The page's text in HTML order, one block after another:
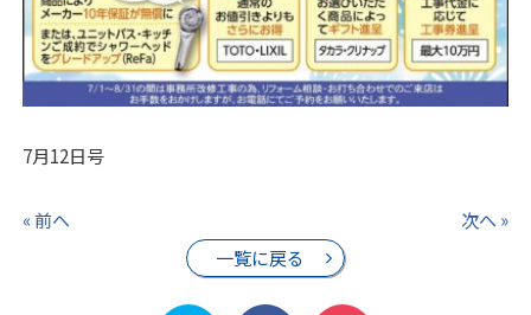
7月12日号
« 前へ
一覧に戻る
次へ »